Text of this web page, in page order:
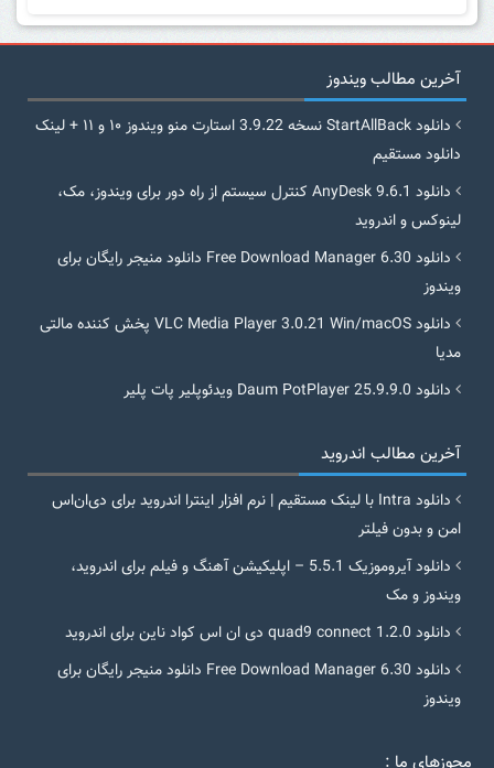
آخرین مطالب ویندوز
دانلود StartAllBack نسخه 3.9.22 استارت منو ویندوز ۱۰ و ۱۱ + لینک
دانلود مستقیم
دانلود AnyDesk 9.6.1 کنترل سیستم از راه دور برای ویندوز، مک،
لینوکس و اندروید
دانلود Free Download Manager 6.30 دانلود منیجر رایگان برای
ویندوز
دانلود VLC Media Player 3.0.21 Win/macOS پخش کننده مالتی
مدیا
دانلود Daum PotPlayer 25.9.9.0 ویدئوپلیر پات پلیر
آخرین مطالب اندروید
دانلود Intra با لینک مستقیم | نرم افزار اینترا اندروید برای دی‌ان‌اس
امن و بدون فیلتر
دانلود آیروموزیک 5.5.1 – اپلیکیشن آهنگ و فیلم برای اندروید،
ویندوز و مک
دانلود quad9 connect 1.2.0 دی ان اس کواد ناین برای اندروید
دانلود Free Download Manager 6.30 دانلود منیجر رایگان برای
ویندوز